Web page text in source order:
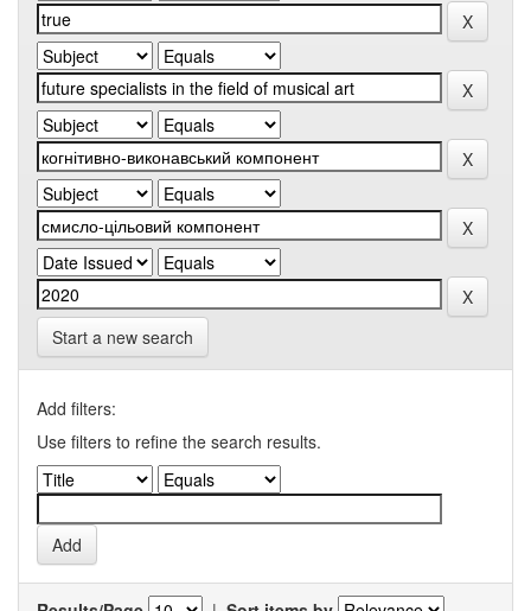
Start a new search
Add filters:
Use filters to refine the search results.